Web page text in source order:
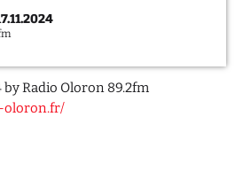
by Radio Oloron 89.2fm
oloron.fr/